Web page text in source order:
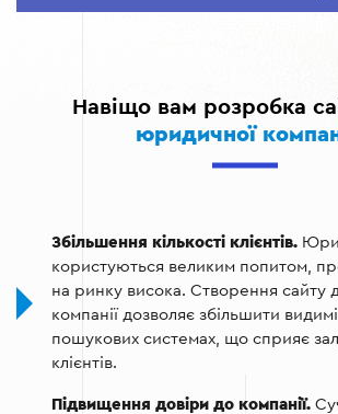
Функціонал для онлайн-
SEO-оптимізовані сторінки для
Навіщо вам розробка
юридичної
Збільшення кількості клієнтів.
користуються великим попитом,
на ринку висока. Створення сайту
компанії дозволяє збільшити
пошукових системах, що сприяє
клієнтів.
Підвищення довіри до компанії.